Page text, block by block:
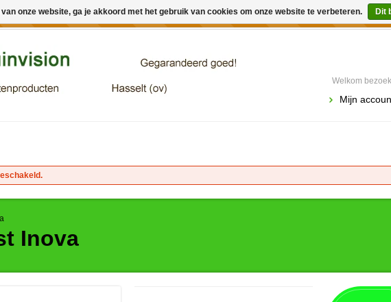
Welkom
Mijn
Inova
onze website, ga je akkoord met het gebruik van cookies om onze website te verbeteren. Dit
backofficeDeze winkel is in aanbouw. Eventueel geplaatste orders zullen niet